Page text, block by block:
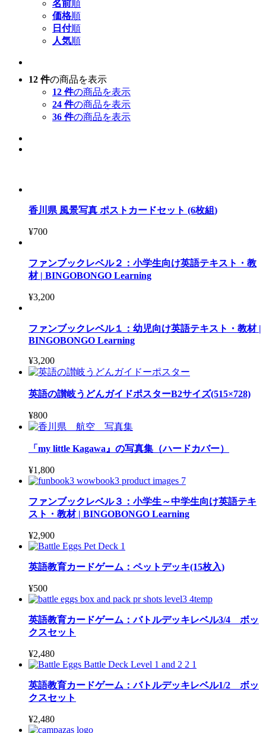
名前順
価格順
日付順
人気順
12 件の商品を表示
12 件の商品を表示
24 件の商品を表示
36 件の商品を表示
香川県 風景写真 ポストカードセット (6枚組)
¥700
ファンブックレベル２：小学生向け英語テキスト・教
材 | BINGOBONGO Learning
¥3,200
ファンブックレベル１：幼児向け英語テキスト・教材 |
BINGOBONGO Learning
¥3,200
英語の讃岐うどんガイドポスターB2サイズ(515×728)
¥800
「my little Kagawa』の写真集（ハードカバー）
¥1,800
ファンブックレベル３：小学生～中学生向け英語テキ
スト・教材 | BINGOBONGO Learning
¥2,900
英語教育カードゲーム：ペットデッキ(15枚入)
¥500
英語教育カードゲーム：バトルデッキレベル3/4 ボッ
クスセット
¥2,480
英語教育カードゲーム：バトルデッキレベル1/2 ボッ
クスセット
¥2,480